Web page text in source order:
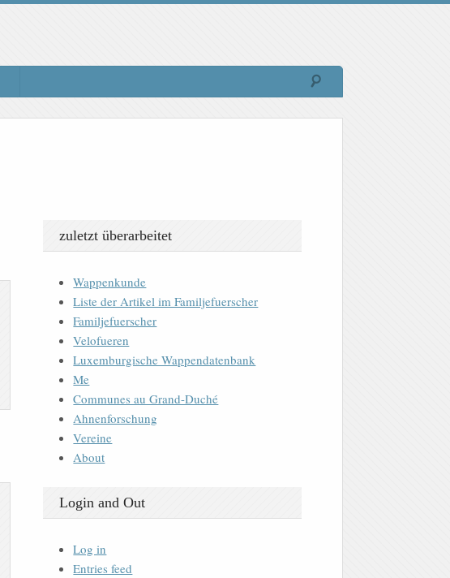
zuletzt überarbeitet
Wappenkunde
Liste der Artikel im Familjefuerscher
Familjefuerscher
Velofueren
Luxemburgische Wappendatenbank
Me
Communes au Grand-Duché
Ahnenforschung
Vereine
About
Login and Out
Log in
Entries feed